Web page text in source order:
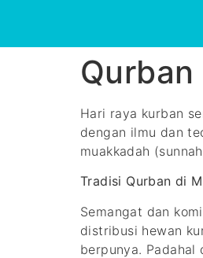
Hari raya kurban
dengan ilmu dan
muakkadah
Tradisi Qurban di
Semangat dan
distribusi hewan
berpunya.